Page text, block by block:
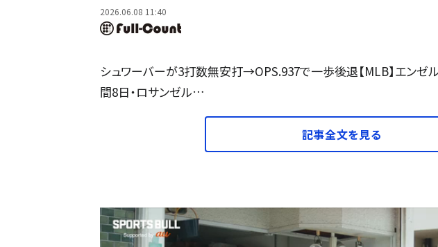
2026.06.08 11:40
シュワーバーが3打数無安打→OPS.937で一歩後退【MLB】エンゼ
間8日・ロサンゼル…
記事全文を見る